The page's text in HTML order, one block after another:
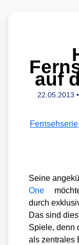
auf
22.05.2013
Fernsehserie,
Sei­ne
One
durch
Das sind
Spie­le, denn
als zen­tra­les